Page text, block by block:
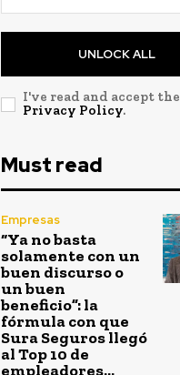
UNLOCK ALL
I've read and accept the
Privacy Policy.
Must read
Empresas
“Ya no basta
solamente con un
buen discurso o
un buen
beneficio”: la
fórmula con que
Sura Seguros llegó
al Top 10 de
empleadores...